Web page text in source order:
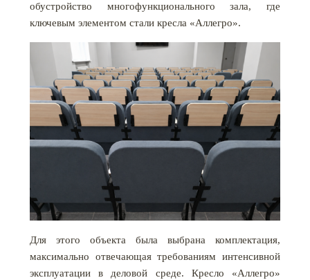
обустройство многофункционального зала, где
ключевым элементом стали кресла «Аллегро».
Для этого объекта была выбрана комплектация,
максимально отвечающая требованиям интенсивной
эксплуатации в деловой среде. Кресло «Аллегро»